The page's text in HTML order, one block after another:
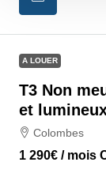
A LOUER
T3 Non
et
Colombes
1 290€ / mois